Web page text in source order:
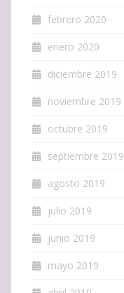
febrero 2020
enero 2020
diciembre 2019
noviembre 2019
octubre 2019
septiembre 2019
agosto 2019
julio 2019
junio 2019
mayo 2019